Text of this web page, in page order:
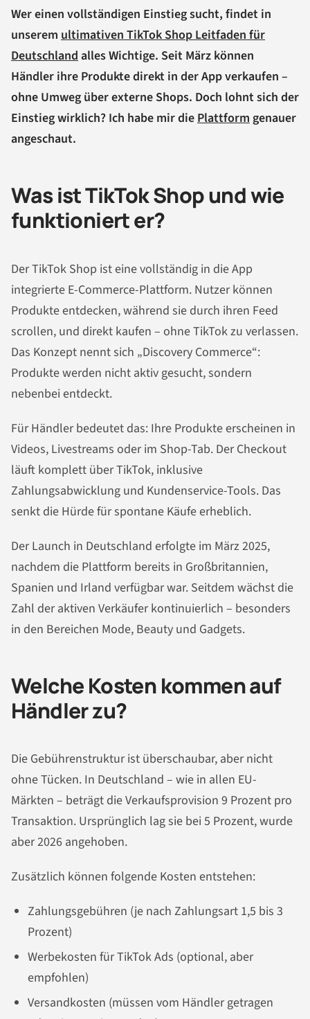
Wer einen vollständigen Einstieg sucht, findet in
unserem ultimativen TikTok Shop Leitfaden für
Deutschlandalles Wichtige. Seit März können
Händler ihre Produkte direkt in der App verkaufen –
ohne Umweg über externe Shops. Doch lohnt sich der
Einstieg wirklich? Ich habe mir diePlattformgenauer
angeschaut.
Was ist TikTok Shop und wie
funktioniert er?
Der TikTok Shop ist eine vollständig in die App
integrierte E-Commerce-Plattform. Nutzer können
Produkte entdecken, während sie durch ihren Feed
scrollen, und direkt kaufen – ohne TikTok zu verlassen.
Das Konzept nennt sich „Discovery Commerce“:
Produkte werden nicht aktiv gesucht, sondern
nebenbei entdeckt.
Für Händler bedeutet das: Ihre Produkte erscheinen in
Videos, Livestreams oder im Shop-Tab. Der Checkout
läuft komplett über TikTok, inklusive
Zahlungsabwicklung und Kundenservice-Tools. Das
senkt die Hürde für spontane Käufe erheblich.
Der Launch in Deutschland erfolgte im März 2025,
nachdem die Plattform bereits in Großbritannien,
Spanien und Irland verfügbar war. Seitdem wächst die
Zahl der aktiven Verkäufer kontinuierlich – besonders
in den Bereichen Mode, Beauty und Gadgets.
Welche Kosten kommen auf
Händler zu?
Die Gebührenstruktur ist überschaubar, aber nicht
ohne Tücken. In Deutschland – wie in allen EU-
Märkten – beträgt die Verkaufsprovision 9 Prozent pro
Transaktion. Ursprünglich lag sie bei 5 Prozent, wurde
aber 2026 angehoben.
Zusätzlich können folgende Kosten entstehen:
Zahlungsgebühren (je nach Zahlungsart 1,5 bis 3
Prozent)
Werbekosten für TikTok Ads (optional, aber
empfohlen)
Versandkosten (müssen vom Händler getragen